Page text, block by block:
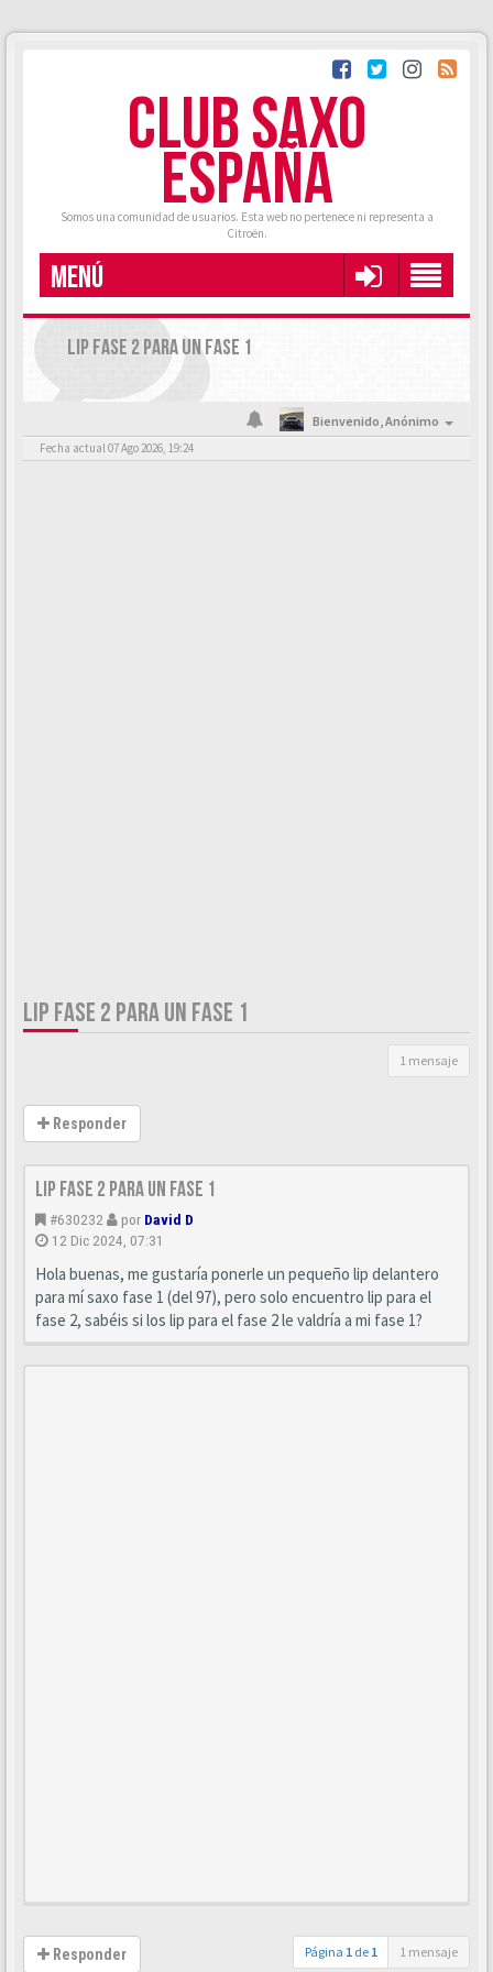
CLUB SAXO
ESPAÑA
Somos una comunidad de usuarios. Esta web no pertenece ni representa a
Citroën.
MENÚ
LIP FASE 2 PARA UN FASE 1
Bienvenido,Anónimo
Fecha actual 07 Ago 2026, 19:24
LIP FASE 2 PARA UN FASE 1
1 mensaje
Responder
Lip fase 2 para un fase 1
#630232 por David D
12 Dic 2024, 07:31
Hola buenas, me gustaría ponerle un pequeño lip delantero
para mí saxo fase 1 (del 97), pero solo encuentro lip para el
fase 2, sabéis si los lip para el fase 2 le valdría a mi fase 1?
Responder Página 1 de 1 1 mensaje